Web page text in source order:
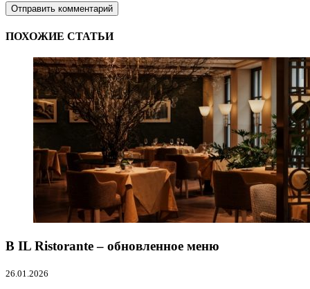
ПОХОЖИЕ СТАТЬИ
В IL Ristorante – обновленное меню
26.01.2026